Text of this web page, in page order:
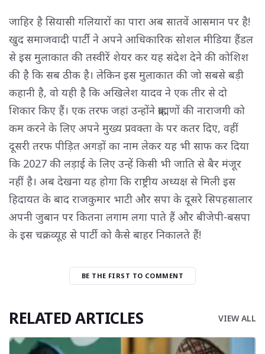
जाहिर है सियासी गलियारों का पारा अब सातवें आसमान पर है!
खुद समाजवादी पार्टी ने अपने आधिकारिक सोशल मीडिया हैंडल
से इस मुलाकात की तस्वीरें शेयर कर यह संदेश देने की कोशिश
की है कि सब ठीक है। लेकिन इस मुलाकात की जो सबसे बड़ी
कहानी है, वो यही है कि अखिलेश यादव ने एक तीर से दो
शिकार किए हैं। एक तरफ जहां उन्होंने ब्राह्मणों की नाराजगी को
कम करने के लिए अपने मुख्य प्रवक्ता के पर कतर दिए, वहीं
दूसरी तरफ पीड़ित अगड़ों का नाम लेकर यह भी साफ कर दिया
कि 2027 की लड़ाई के लिए उन्हें किसी भी जाति से बैर मंजूर
नहीं है। अब देखना यह होगा कि राष्ट्रीय अध्यक्ष से मिली इस
हिदायत के बाद राजकुमार भाटी और सपा के दूसरे सिपहसालार
अपनी जुबान पर कितना लगाम लगा पाते हैं और बीजेपी-बसपा
के इस चक्रव्यूह से पार्टी को कैसे बाहर निकालते हैं!
BE THE FIRST TO COMMENT
RELATED ARTICLES VIEW ALL